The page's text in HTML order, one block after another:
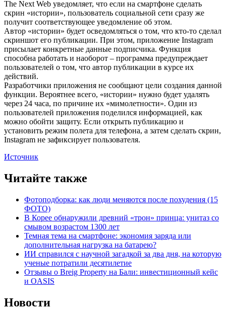
The Next Web уведомляет, что если на смартфоне сделать
скрин «истории», пользователь социальной сети сразу же
получит соответствующее уведомление об этом.
Автор «истории» будет осведомляться о том, что кто-то сделал
скриншот его публикации. При этом, приложение Instagram
присылает конкретные данные подписчика. Функция
способна работать и наоборот – программа предупреждает
пользователей о том, что автор публикации в курсе их
действий.
Разработчики приложения не сообщают цели создания данной
функции. Вероятнее всего, «истории» нужно будет удалять
через 24 часа, по причине их «мимолетности». Один из
пользователей приложения поделился информацией, как
можно обойти защиту. Если открыть публикацию и
установить режим полета для телефона, а затем сделать скрин,
Instagram не зафиксирует пользователя.
Источник
Читайте также
Фотоподборка: как люди меняются после похудения (15
ФОТО)
В Корее обнаружили древний «трон» принца: унитаз со
смывом возрастом 1300 лет
Темная тема на смартфоне: экономия заряда или
дополнительная нагрузка на батарею?
ИИ справился с научной загадкой за два дня, на которую
ученые потратили десятилетие
Отзывы о Breig Property на Бали: инвестиционный кейс
и OASIS
Новости